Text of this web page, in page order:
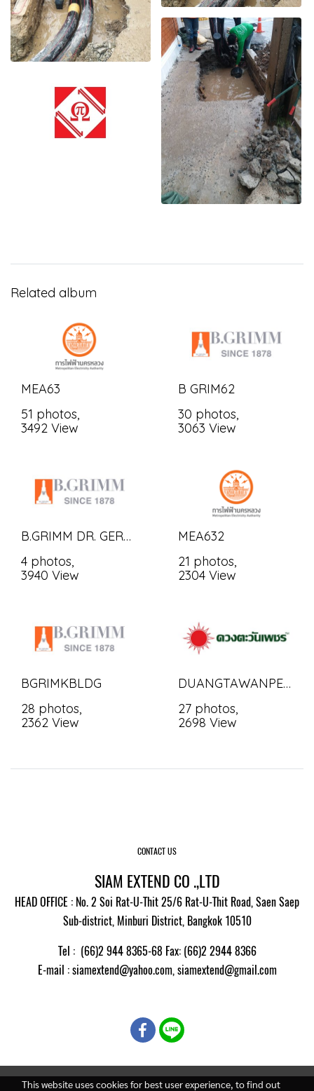
Related album
MEA63
51 photos,
3492 View
B GRIM62
30 photos,
3063 View
B.GRIMM DR. GERHARD LINK BUILDING CO.,LTD.
4 photos,
3940 View
MEA632
21 photos,
2304 View
BGRIMKBLDG
28 photos,
2362 View
DUANGTAWANPETCH
27 photos,
2698 View
CONTACT US
SIAM EXTEND CO .,LTD
HEAD OFFICE : No. 2 Soi Rat-U-Thit 25/6 Rat-U-Thit Road, Saen Saep
Sub-district, Minburi District, Bangkok 10510
Tel : (66)2 944 8365-68 Fax: (66)2 2944 8366
E-mail : siamextend@yahoo.com,siamextend@gmail.com
This website uses cookies for best user experience, to find out